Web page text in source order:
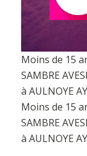
Moins de 15
SAMBRE
à AULNOYE
Moins de 15
SAMBRE
à AULNOYE